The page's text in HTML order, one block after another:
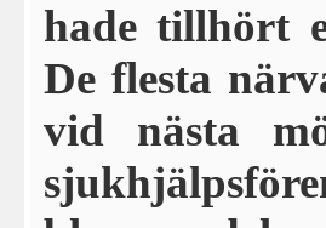
hade tillhört
De flesta
vid nästa